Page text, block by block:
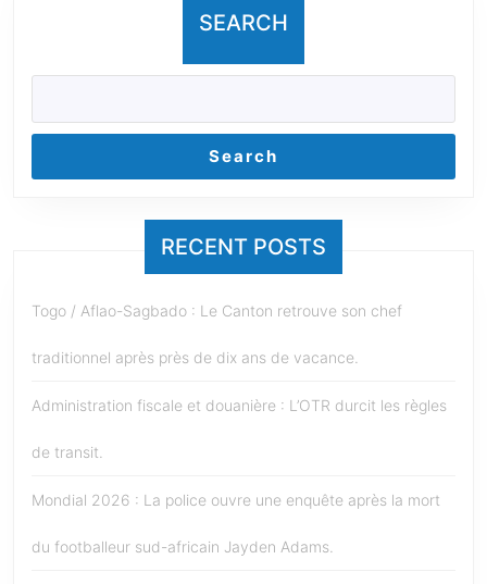
SEARCH
Search
RECENT POSTS
Togo / Aflao-Sagbado : Le Canton retrouve son chef
traditionnel après près de dix ans de vacance.
Administration fiscale et douanière : L’OTR durcit les règles
de transit.
Mondial 2026 : La police ouvre une enquête après la mort
du footballeur sud-africain Jayden Adams.